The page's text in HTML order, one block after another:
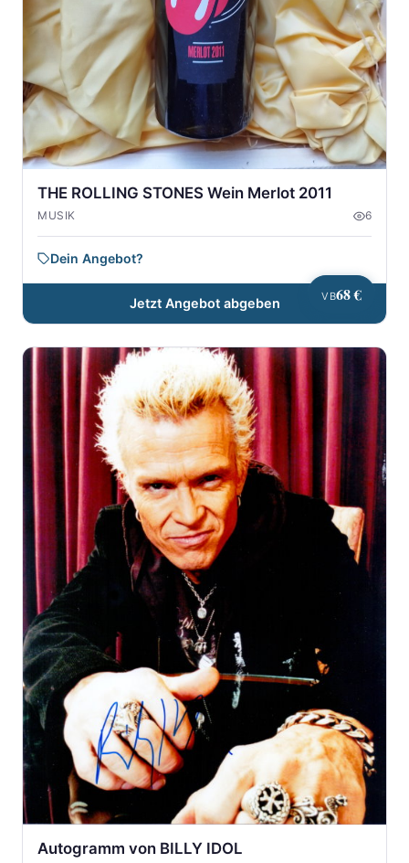
VB68 €
THE ROLLING STONES Wein Merlot 2011
MUSIK 6
Dein Angebot?
Jetzt Angebot abgeben
Autogramm von BILLY IDOL